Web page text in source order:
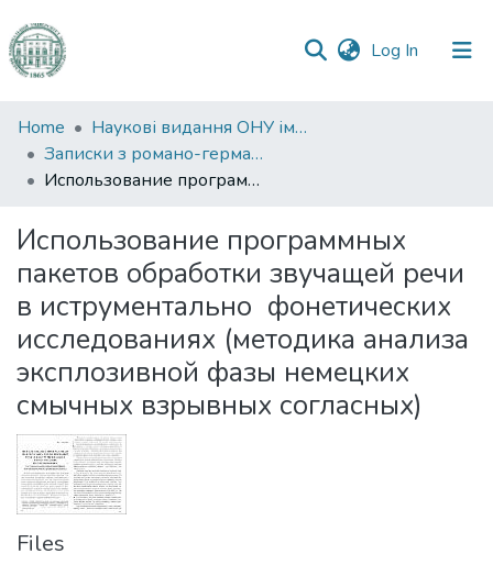
Log In (current)
Communities
&
Collections
Statistics
Home
Наукові видання ОНУ імені І. І. Мечникова
Записки з романо-германської філології
Использование программных пакетов обработки звучащей речи в иструментально ­ фонетических исследованиях (методика анализа эксплозивной фазы немецких смычных взрывных согласных)
Использование программных
пакетов обработки звучащей речи
в иструментально ­ фонетических
исследованиях (методика анализа
эксплозивной фазы немецких
смычных взрывных согласных)
Files